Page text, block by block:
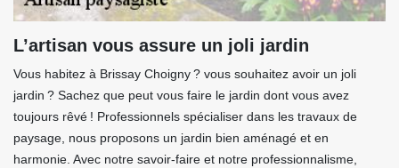
L’artisan vous assure un joli jardin
Vous habitez à Brissay Choigny ? vous souhaitez avoir un joli
jardin ? Sachez que peut vous faire le jardin dont vous avez
toujours rêvé ! Professionnels spécialiser dans les travaux de
paysage, nous proposons un jardin bien aménagé et en
harmonie. Avec notre savoir-faire et notre professionnalisme,